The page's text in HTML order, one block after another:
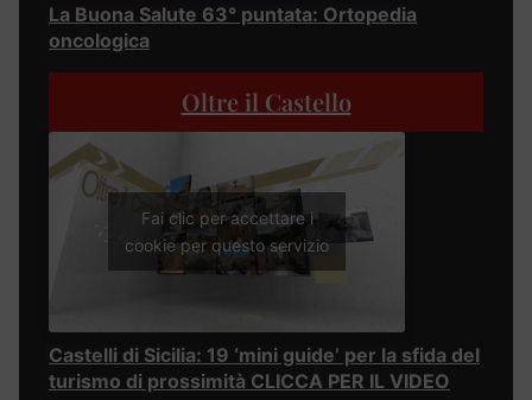
La Buona Salute 63° puntata: Ortopedia
oncologica
Oltre il Castello
Fai clic per accettare i
cookie per questo servizio
Castelli di Sicilia: 19 ‘mini guide’ per la sfida del
turismo di prossimità CLICCA PER IL VIDEO